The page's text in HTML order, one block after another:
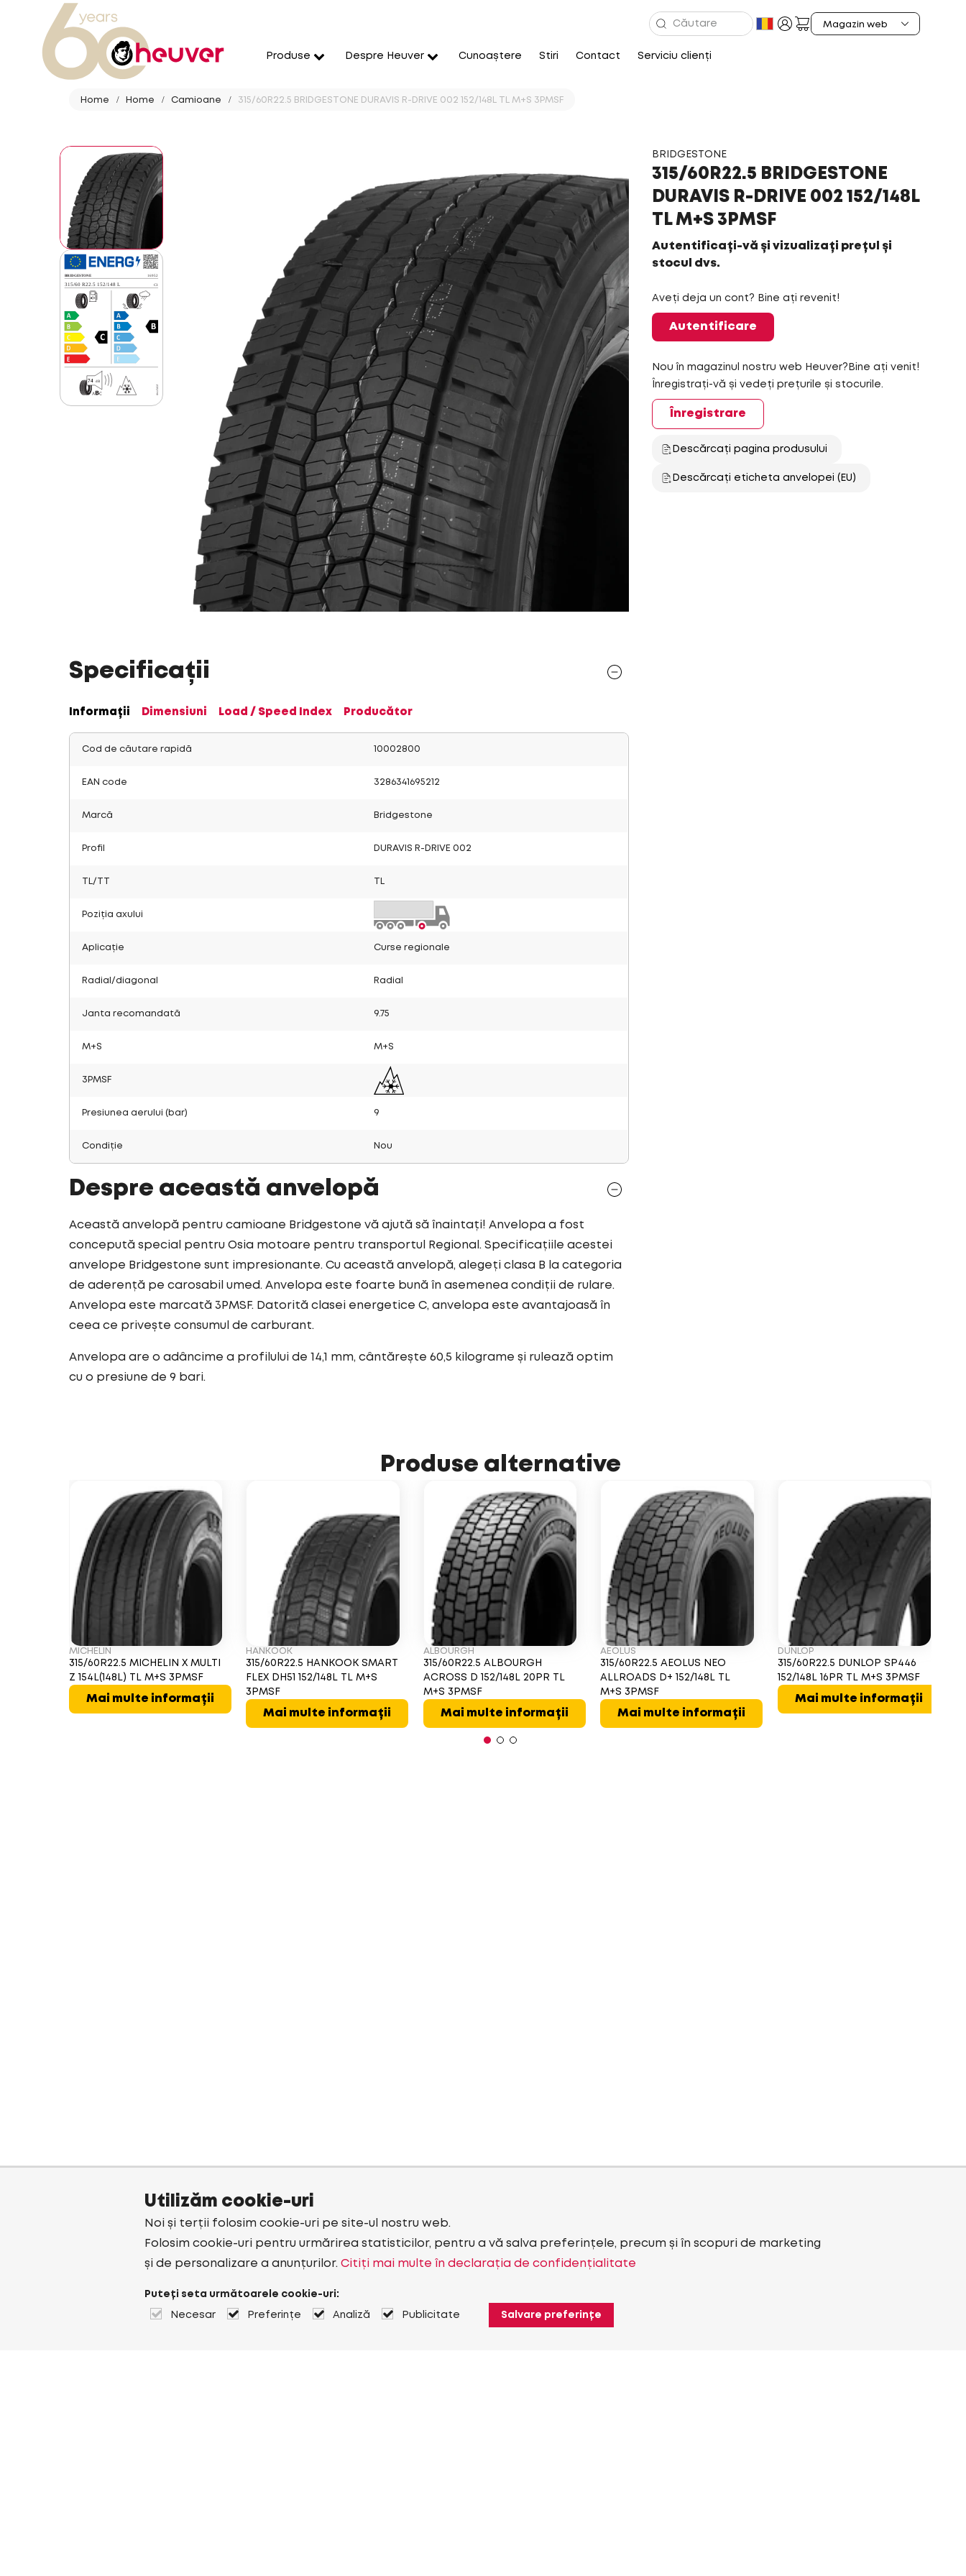
Produse Despre Heuver Cunoaștere Stiri Contact Serviciu clienți
Home Home Camioane 315/60R22.5 BRIDGESTONE DURAVIS R-DRIVE 002 152/148L TL M+S 3PMSF
BRIDGESTONE
315/60R22.5 BRIDGESTONE
DURAVIS R-DRIVE 002 152/148L
TL M+S 3PMSF
Autentificați-vă și vizualizați prețul și
stocul dvs.
Aveți deja un cont? Bine ați revenit!
Autentificare
Nou în magazinul nostru web Heuver?Bine ați venit!
Înregistrați-vă și vedeți prețurile și stocurile.
Înregistrare
Descărcați pagina produsului
Descărcați eticheta anvelopei (EU)
Specificații
Informații Dimensiuni Load / Speed Index Producător
Cod de căutare rapidă 10002800
EAN code 3286341695212
Marcă Bridgestone
Profil DURAVIS R-DRIVE 002
TL/TT
Poziția axului
Aplicație Curse regionale
Radial/diagonal Radial
Janta recomandată 9.75
M+S M+S
3PMSF
Presiunea aerului (bar) 9
Condiție Nou
Despre această anvelopă
Această anvelopă pentru camioane Bridgestone vă ajută să înaintați! Anvelopa a fost
concepută special pentru Osia motoare pentru transportul Regional. Specificațiile acestei
anvelope Bridgestone sunt impresionante. Cu această anvelopă, alegeți clasa B la categoria
de aderență pe carosabil umed. Anvelopa este foarte bună în asemenea condiții de rulare.
Anvelopa este marcată 3PMSF. Datorită clasei energetice C, anvelopa este avantajoasă în
ceea ce privește consumul de carburant.
Anvelopa are o adâncime a profilului de 14,1 mm, cântărește 60,5 kilograme și rulează optim
cu o presiune de 9 bari.
Produse alternative
MICHELIN
315/60R22.5 MICHELIN X MULTI
Z 154L(148L) TL M+S 3PMSF
Mai multe informații
HANKOOK
315/60R22.5 HANKOOK SMART
FLEX DH51 152/148L TL M+S
3PMSF
Mai multe informații
ALBOURGH
315/60R22.5 ALBOURGH
ACROSS D 152/148L 20PR TL
M+S 3PMSF
Mai multe informații
AEOLUS
315/60R22.5 AEOLUS NEO
ALLROADS D+ 152/148L TL
M+S 3PMSF
Mai multe informații
DUNLOP
315/60R22.5 DUNLOP SP446
152/148L 16PR TL M+S 3PMSF
Mai multe informații
Utilizăm cookie-uri
Noi și terții folosim cookie-uri pe site-ul nostru web.
Folosim cookie-uri pentru urmărirea statisticilor, pentru a vă salva preferințele, precum și în scopuri de marketing
și de personalizare a anunțurilor. Citiți mai multe în declarația de confidențialitate
Puteți seta următoarele cookie-uri:
Necesar Preferințe Analiză Publicitate Salvare preferințe